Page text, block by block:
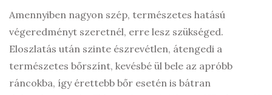
Amennyiben nagyon szép, természetes hatású
végeredményt szeretnél, erre lesz szükséged.
Eloszlatás után szinte észrevétlen, átengedi a
természetes bőrszínt, kevésbé ül bele az apróbb
ráncokba, így érettebb bőr esetén is bátran